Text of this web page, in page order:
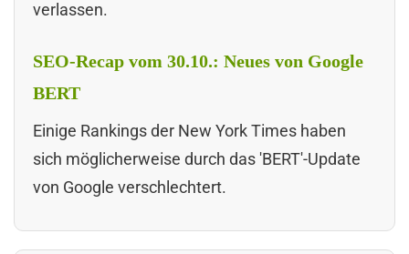
verlassen.
SEO-Recap vom 30.10.: Neues von Google
BERT
Einige Rankings der New York Times haben
sich möglicherweise durch das 'BERT'-Update
von Google verschlechtert.